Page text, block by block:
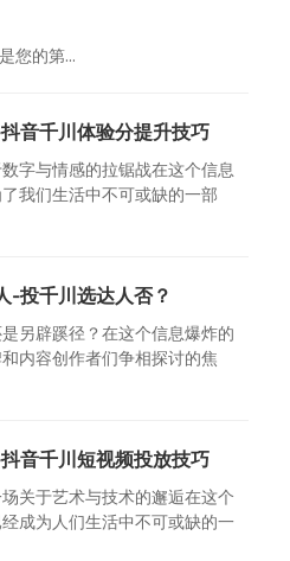
您的第…
音千川体验分提升技巧
字与情感的拉锯战在这个信息
我们生活中不可或缺的一部
-投千川选达人否？
另辟蹊径？在这个信息爆炸的
内容创作者们争相探讨的焦
音千川短视频投放技巧
关于艺术与技术的邂逅在这个
成为人们生活中不可或缺的一